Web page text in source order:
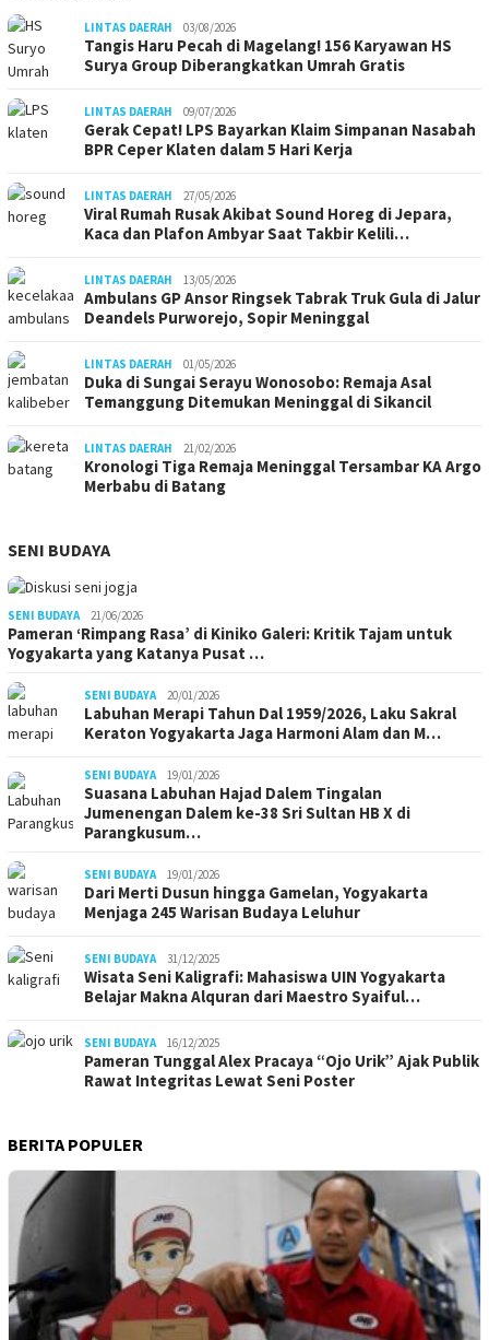
LINTAS DAERAH 03/08/2026
Tangis Haru Pecah di Magelang! 156 Karyawan HS
Surya Group Diberangkatkan Umrah Gratis
LINTAS DAERAH 09/07/2026
Gerak Cepat! LPS Bayarkan Klaim Simpanan Nasabah
BPR Ceper Klaten dalam 5 Hari Kerja
LINTAS DAERAH 27/05/2026
Viral Rumah Rusak Akibat Sound Horeg di Jepara,
Kaca dan Plafon Ambyar Saat Takbir Kelili…
LINTAS DAERAH 13/05/2026
Ambulans GP Ansor Ringsek Tabrak Truk Gula di Jalur
Deandels Purworejo, Sopir Meninggal
LINTAS DAERAH 01/05/2026
Duka di Sungai Serayu Wonosobo: Remaja Asal
Temanggung Ditemukan Meninggal di Sikancil
LINTAS DAERAH 21/02/2026
Kronologi Tiga Remaja Meninggal Tersambar KA Argo
Merbabu di Batang
SENI BUDAYA
SENI BUDAYA 21/06/2026
Pameran ‘Rimpang Rasa’ di Kiniko Galeri: Kritik Tajam untuk
Yogyakarta yang Katanya Pusat …
SENI BUDAYA 20/01/2026
Labuhan Merapi Tahun Dal 1959/2026, Laku Sakral
Keraton Yogyakarta Jaga Harmoni Alam dan M…
SENI BUDAYA 19/01/2026
Suasana Labuhan Hajad Dalem Tingalan
Jumenengan Dalem ke-38 Sri Sultan HB X di
Parangkusum…
SENI BUDAYA 19/01/2026
Dari Merti Dusun hingga Gamelan, Yogyakarta
Menjaga 245 Warisan Budaya Leluhur
SENI BUDAYA 31/12/2025
Wisata Seni Kaligrafi: Mahasiswa UIN Yogyakarta
Belajar Makna Alquran dari Maestro Syaiful…
SENI BUDAYA 16/12/2025
Pameran Tunggal Alex Pracaya “Ojo Urik” Ajak Publik
Rawat Integritas Lewat Seni Poster
BERITA POPULER